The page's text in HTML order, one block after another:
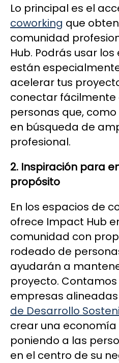
Lo principal es el
coworking que
comunidad
Hub. Podrás usar
están
acelerar tus
conectar fácilmente
personas que,
en búsqueda de
profesional.
2. Inspiración para
propósito
En los espacios de
ofrece Impact Hub
comunidad con
rodeado de
ayudarán a
proyecto.
empresas
de Desarrollo
crear una
poniendo a las
en el centro de su